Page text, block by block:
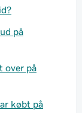
på
over på
købt på